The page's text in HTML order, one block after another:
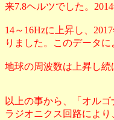
来7.8ヘルツでした。
14～16Hzに上昇し、
りました。このデータに
地球の周波数は上昇し続
以上の事から、「オル
ラジオニクス回路により